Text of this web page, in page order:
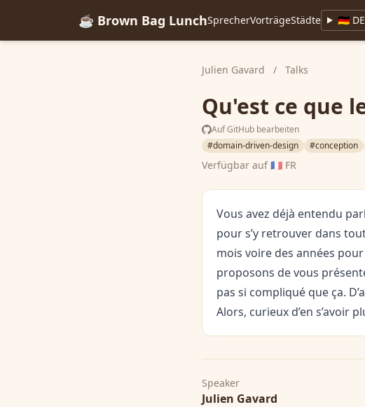
☕ Brown Bag LunchSprecherVorträgeStädte 🇩🇪 DE
Julien Gavard / Talks
Qu'est ce que
Auf GitHub bearbeiten
#domain-driven-design
#conception
Verfügbar auf🇫🇷 FR
Vous avez déjà entendu
pour s’y retrouver dans
mois voire des années
proposons de vous
pas si compliqué que ça.
Alors, curieux d’en s’avoir
Speaker
Julien Gavard